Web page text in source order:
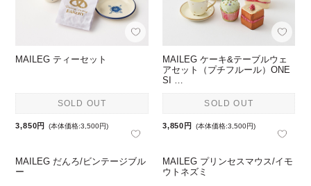
MAILEG ティーセット
SOLD OUT
3,850円 (本体価格:3,500円)
MAILEG ケーキ&テーブルウェ
アセット（プチフルール）ONE
SI …
SOLD OUT
3,850円 (本体価格:3,500円)